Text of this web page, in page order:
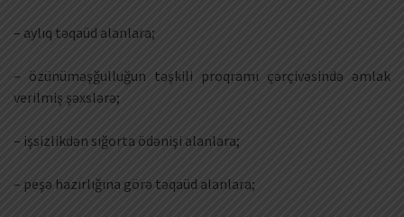
– aylıq təqaüd alanlara;
– özünüməşğulluğun təşkili proqramı çərçivəsində əmlak
verilmiş şəxslərə;
– işsizlikdən sığorta ödənişi alanlara;
– peşə hazırlığına görə təqaüd alanlara;